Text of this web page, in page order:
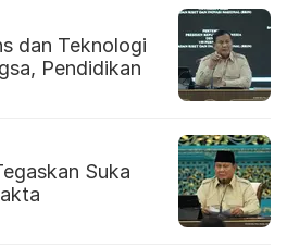
dan Teknologi
Pendidikan
Suka